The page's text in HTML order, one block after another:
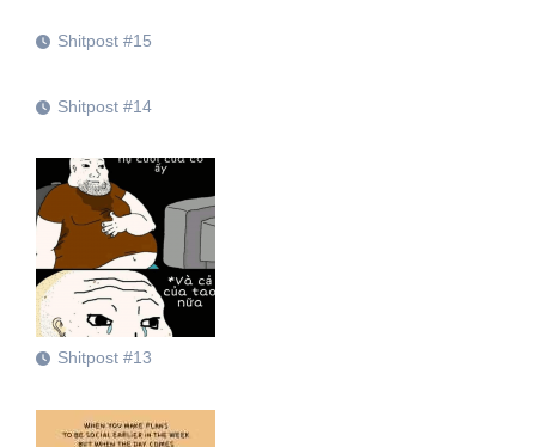
Shitpost #15
Shitpost #14
Shitpost #13